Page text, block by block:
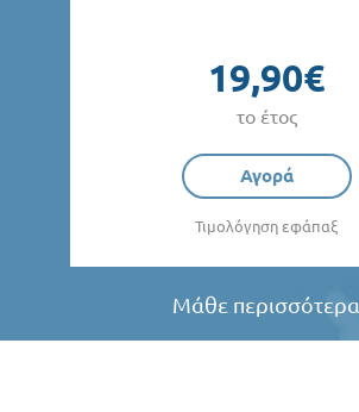
19,90€
το έτος
Αγορά
Τιμολόγηση εφάπαξ
Μάθε περισσότερα